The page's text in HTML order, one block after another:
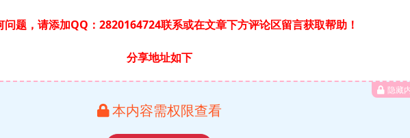
问题，请添加QQ：2820164724联系或在文章下方评论区留言获取帮助！
分享地址如下
隐藏
本内容需权限查看